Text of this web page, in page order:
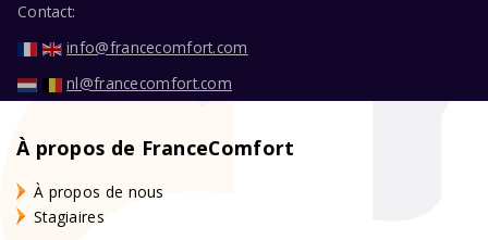
Contact:
info@francecomfort.com
nl@francecomfort.com
À propos de FranceComfort
À propos de nous
Stagiaires